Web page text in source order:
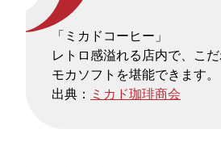
「ミカドコーヒー」
レトロ感溢れる店内で、こ
モカソフトを堪能できます。
出典： ミカド珈琲商会